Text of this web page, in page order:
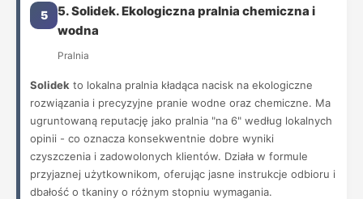
5
5. Solidek. Ekologiczna pralnia chemiczna i
wodna
Pralnia
Solidek to lokalna pralnia kładąca nacisk na ekologiczne
rozwiązania i precyzyjne pranie wodne oraz chemiczne. Ma
ugruntowaną reputację jako pralnia "na 6" według lokalnych
opinii - co oznacza konsekwentnie dobre wyniki
czyszczenia i zadowolonych klientów. Działa w formule
przyjaznej użytkownikom, oferując jasne instrukcje odbioru i
dbałość o tkaniny o różnym stopniu wymagania.